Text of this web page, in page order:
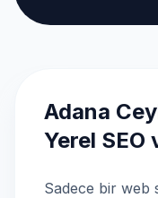
Adana
Yerel SEO
Sadece bir web